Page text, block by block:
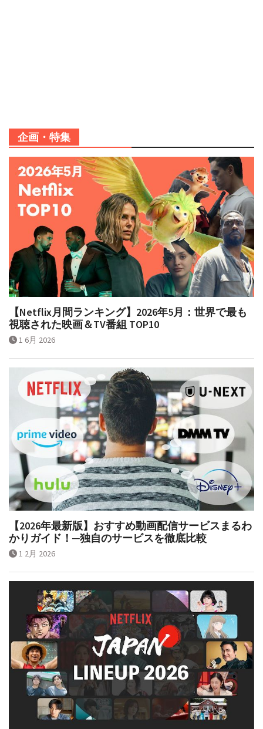
企画・特集
【Netflix月間ランキング】2026年5月：世界で最も
視聴された映画＆TV番組 TOP10
1 6月 2026
【2026年最新版】おすすめ動画配信サービスまるわ
かりガイド！─独自のサービスを徹底比較
1 2月 2026